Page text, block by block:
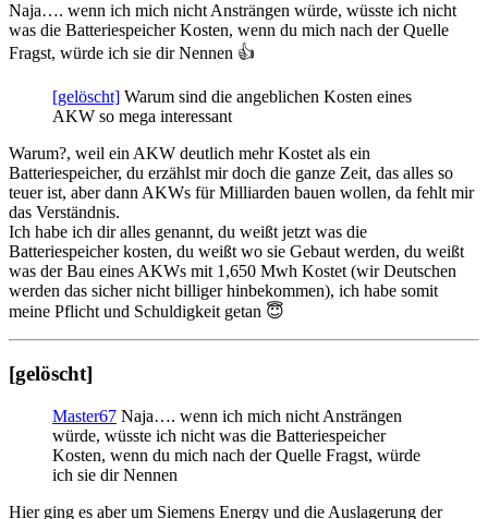
Naja…. wenn ich mich nicht Ansträngen würde, wüsste ich nicht
was die Batteriespeicher Kosten, wenn du mich nach der Quelle
Fragst, würde ich sie dir Nennen 👍️
[gelöscht] Warum sind die angeblichen Kosten eines
AKW so mega interessant
Warum?, weil ein AKW deutlich mehr Kostet als ein
Batteriespeicher, du erzählst mir doch die ganze Zeit, das alles so
teuer ist, aber dann AKWs für Milliarden bauen wollen, da fehlt mir
das Verständnis.
Ich habe ich dir alles genannt, du weißt jetzt was die
Batteriespeicher kosten, du weißt wo sie Gebaut werden, du weißt
was der Bau eines AKWs mit 1,650 Mwh Kostet (wir Deutschen
werden das sicher nicht billiger hinbekommen), ich habe somit
meine Pflicht und Schuldigkeit getan 😇
[gelöscht]
Master67 Naja…. wenn ich mich nicht Ansträngen
würde, wüsste ich nicht was die Batteriespeicher
Kosten, wenn du mich nach der Quelle Fragst, würde
ich sie dir Nennen
Hier ging es aber um Siemens Energy und die Auslagerung der